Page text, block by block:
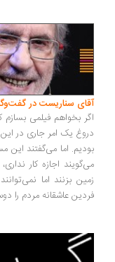
سناریست در گفت‌وگو با
بخواهم فیلمی بسازم که
یک امر جاری در این
اما می‌گفتند این
اجازه کار نداری،
بزنند اما نمی‌توانند من
عاشقانه مردم را دوست